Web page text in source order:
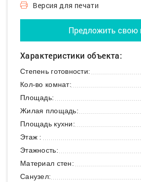
Версия для печати
Предложить свою
Характеристики объекта:
Степень готовности:
Кол-во комнат:
Площадь:
Жилая площадь:
Площадь кухни:
Этаж :
Этажность:
Материал стен:
Санузел: